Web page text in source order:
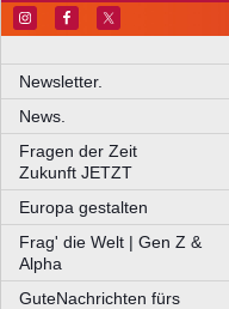
Newsletter.
News.
Fragen der Zeit
Zukunft JETZT
Europa gestalten
Frag' die Welt | Gen Z &
Alpha
GuteNachrichten fürs